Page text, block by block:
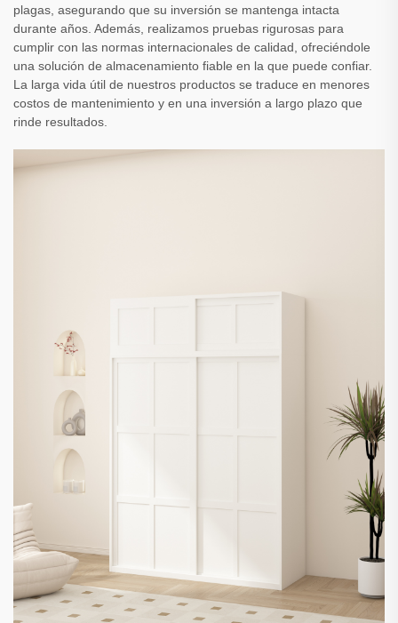
plagas, asegurando que su inversión se mantenga intacta
durante años. Además, realizamos pruebas rigurosas para
cumplir con las normas internacionales de calidad, ofreciéndole
una solución de almacenamiento fiable en la que puede confiar.
La larga vida útil de nuestros productos se traduce en menores
costos de mantenimiento y en una inversión a largo plazo que
rinde resultados.